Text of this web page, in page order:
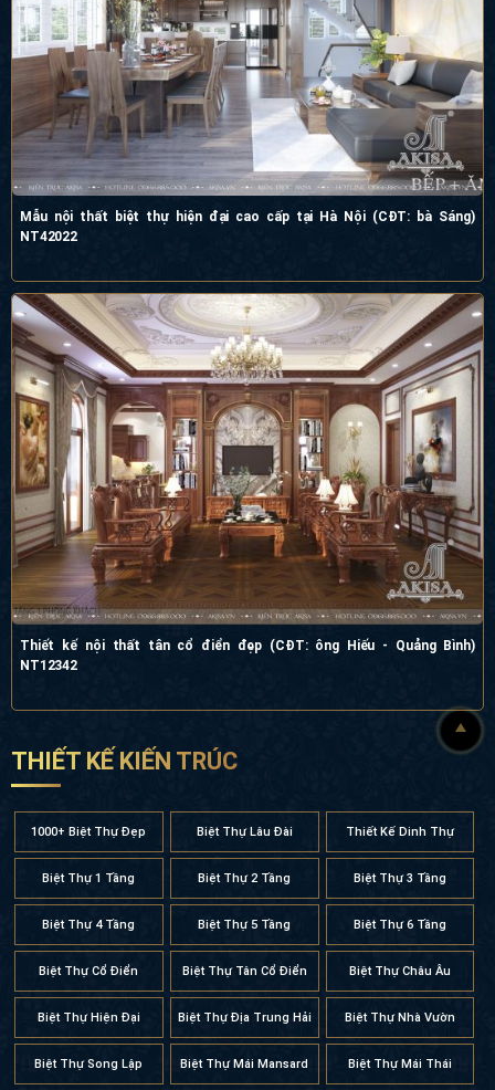
Mẫu nội thất biệt thự hiện đại cao cấp tại Hà Nội (CĐT: bà Sáng)
NT42022
Thiết kế nội thất tân cổ điển đẹp (CĐT: ông Hiếu - Quảng Bình)
NT12342
THIẾT KẾ KIẾN TRÚC
1000+ Biệt Thự Đẹp Biệt Thự Lâu Đài Thiết Kế Dinh Thự
Biệt Thự 1 Tầng Biệt Thự 2 Tầng Biệt Thự 3 Tầng
Biệt Thự 4 Tầng Biệt Thự 5 Tầng Biệt Thự 6 Tầng
Biệt Thự Cổ Điển Biệt Thự Tân Cổ Điển Biệt Thự Châu Âu
Biệt Thự Hiện Đại Biệt Thự Địa Trung Hải Biệt Thự Nhà Vườn
Biệt Thự Song Lập Biệt Thự Mái Mansard Biệt Thự Mái Thái